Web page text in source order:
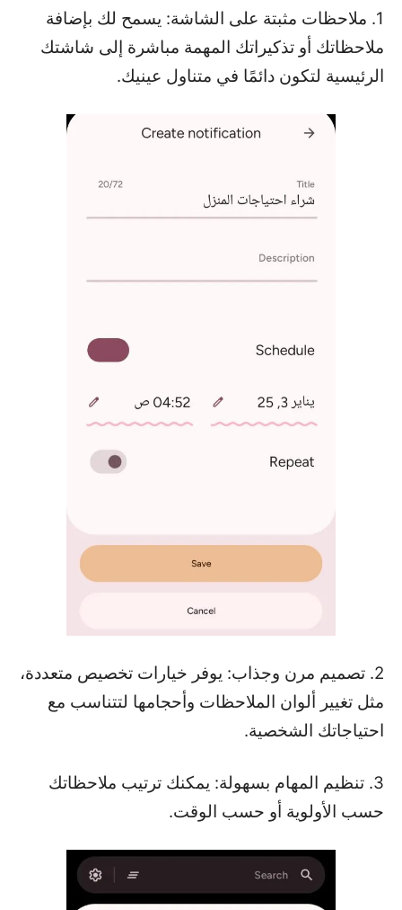
1. ملاحظات مثبتة على الشاشة: يسمح لك بإضافة
ملاحظاتك أو تذكيراتك المهمة مباشرة إلى شاشتك
الرئيسية لتكون دائمًا في متناول عينيك.
2. تصميم مرن وجذاب: يوفر خيارات تخصيص متعددة،
مثل تغيير ألوان الملاحظات وأحجامها لتتناسب مع
احتياجاتك الشخصية.
3. تنظيم المهام بسهولة: يمكنك ترتيب ملاحظاتك
حسب الأولوية أو حسب الوقت.